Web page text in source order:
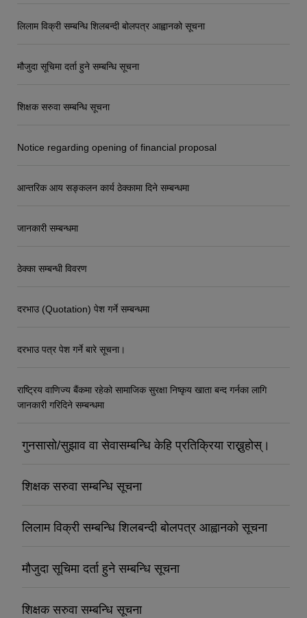
लिलाम विक्री सम्बन्धि शिलबन्दी बोलपत्र आह्वानको सूचना
मौजुदा सूचिमा दर्ता हुने सम्बन्धि सूचना
शिक्षक सरुवा सम्बन्धि सूचना
Notice regarding opening of financial proposal
आन्तरिक आय सङ्कलन कार्य ठेक्कामा दिने सम्बन्धमा
जानकारी सम्बन्धमा
ठेक्का सम्बन्धी विवरण
दरभाउ (Quotation) पेश गर्ने सम्बन्धमा
दरभाउ पत्र पेश गर्ने बारे सूचना।
राष्ट्रिय वाणिज्य बैंकमा रहेको सामाजिक सुरक्षा निष्कृय खाता बन्द गर्नका लागि
जानकारी गरिदिने सम्बन्धमा
गुनसासो/सुझाव वा सेवासम्बन्धि केहि प्रतिक्रिया राख्नुहोस्।
शिक्षक सरुवा सम्बन्धि सूचना
लिलाम विक्री सम्बन्धि शिलबन्दी बोलपत्र आह्वानको सूचना
मौजुदा सूचिमा दर्ता हुने सम्बन्धि सूचना
शिक्षक सरुवा सम्बन्धि सूचना